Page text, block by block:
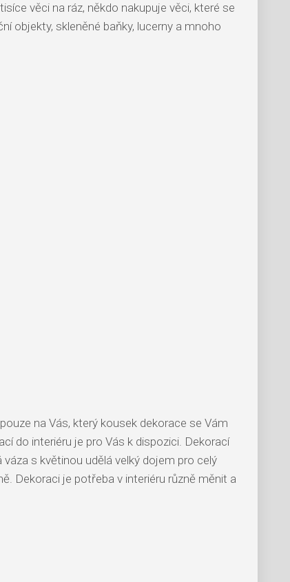
věci na ráz, někdo nakupuje věci, které se
objekty, skleněné baňky, lucerny a mnoho
na Vás, který kousek dekorace se Vám
do interiéru je pro Vás k dispozici. Dekorací
s květinou udělá velký dojem pro celý
Dekoraci je potřeba v interiéru různě měnit a